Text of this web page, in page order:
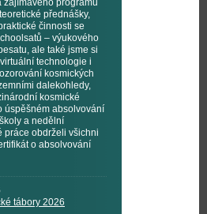
zajímavého programu
přednášky,
činnosti se
– výukového
ale také jsme si
technologie i
kosmických
dalekohledy,
kosmické
úspěšném absolvování
a nedělní
práce obdrželi všichni
o absolvování
tábory 2026